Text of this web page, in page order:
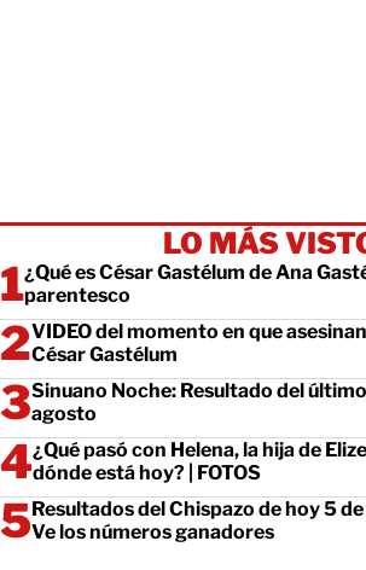
LO MÁS
¿Qué es César Gastélum de Ana
parentesco
VIDEO del momento en que
César Gastélum
Sinuano Noche: Resultado del
agosto
¿Qué pasó con Helena, la hija de
dónde está hoy? | FOTOS
Resultados del Chispazo de hoy 5
Ve los números ganadores